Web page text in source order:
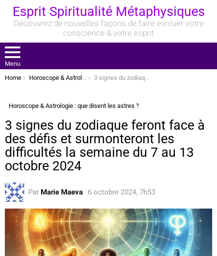
Esprit Spiritualité Métaphysiques
Découvrez de nouvelles façons de faire évoluer votre
conscience & votre esprit
Menu
You are here:
Home Horoscope & Astrologie : que disent les astres ? 3 signes du zodiaque feront face à des défis et surmonteront les difficultés la semaine du 7 au 13 octobre 2024
Horoscope & Astrologie : que disent les astres ?
3 signes du zodiaque feront face à
des défis et surmonteront les
difficultés la semaine du 7 au 13
octobre 2024
Par Marie Maeva 6 octobre 2024, 7h53